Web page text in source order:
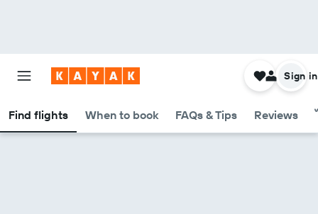
Find flights When to book FAQs & Tips Reviews
Sign in